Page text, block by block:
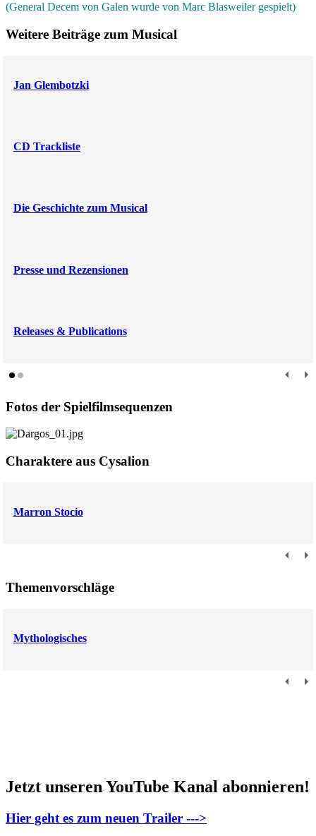
(General Decem von Galen wurde von Marc Blasweiler gespielt)
Weitere Beiträge zum Musical
Jan Glembotzki
CD Trackliste
Die Geschichte zum Musical
Presse und Rezensionen
Releases & Publications
Fotos der Spielfilmsequenzen
Charaktere aus Cysalion
Marron Stocio
Themenvorschläge
Mythologisches
Jetzt unseren YouTube Kanal abonnieren!
Hier geht es zum neuen Trailer --->